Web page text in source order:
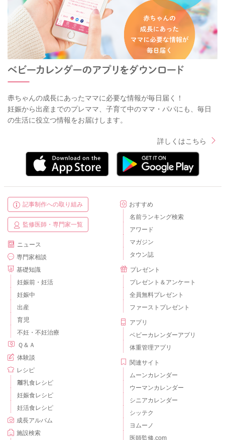
●食物繊維の量
食物繊維は、満腹感が得られやすいので食べ過ぎを防止できま
すし、血糖値の急上昇も抑える事が出来ます。 低カロリーで
尚且つ満足感を得られる野菜類・きのこ類・海藻類を増やし
て、カロリーオーバーにならない工夫も大切です。
また、野菜はカリウムを多く含みますので、妊娠高血圧症候群
今一度ご自身の食生活を振り返って頂き、出来そうなところか
ら始めてみて下さいね。
2020/7/7 10:37
赤ちゃんの成長にあったママに必要な情報が毎日届く！
妊娠から出産までのプレママ、子育て中のママ・パパにも、毎日
の生活に役立つ情報をお届けします。
詳しくはこちら
記事制作への取り組み
監修医師・専門家一覧
ニュース
専門家相談
基礎知識
妊娠前・妊活
妊娠中
出産
育児
不妊・不妊治療
Ｑ＆Ａ
体験談
レシピ
離乳食レシピ
妊娠食レシピ
妊活食レシピ
成長アルバム
施設検索
おすすめ
名前ランキング検索
アワード
マガジン
タウン誌
プレゼント
プレゼント＆アンケート
全員無料プレゼント
ファーストプレゼント
アプリ
ベビーカレンダーアプリ
体重管理アプリ
関連サイト
ムーンカレンダー
ウーマンカレンダー
シニアカレンダー
シッテク
ヨムーノ
医師監修.com